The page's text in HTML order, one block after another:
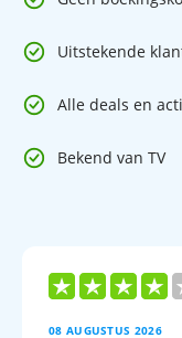
Sportschool
Uitstekende
Alle deals en
Bekend van TV
08 AUGUSTUS 2026